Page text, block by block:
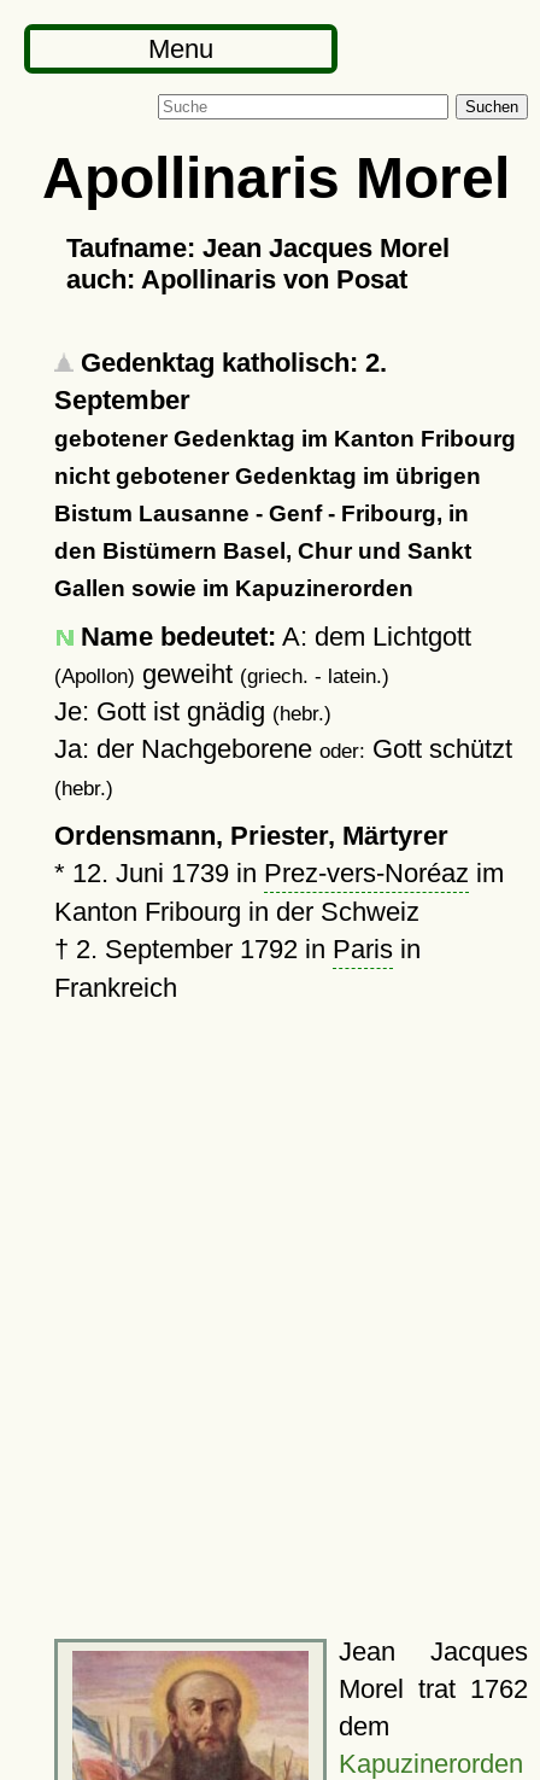
Menu
Suchen
Apollinaris Morel
Taufname: Jean Jacques Morel
auch: Apollinaris von Posat
Gedenktag katholisch: 2.
September
gebotener Gedenktag im Kanton Fribourg
nicht gebotener Gedenktag im übrigen
Bistum Lausanne - Genf - Fribourg, in
den Bistümern Basel, Chur und Sankt
Gallen sowie im Kapuzinerorden
Name bedeutet: A: dem Lichtgott
(Apollon) geweiht (griech. - latein.)
Je: Gott ist gnädig (hebr.)
Ja: der Nachgeborene oder: Gott schützt
(hebr.)
Ordensmann, Priester, Märtyrer
* 12. Juni 1739in Prez-vers-Noréaz im
Kanton Fribourg in der Schweiz
† 2. September 1792in Parisin
Frankreich
Jean Jacques
Morel trat 1762
dem
Kapuzinerorden